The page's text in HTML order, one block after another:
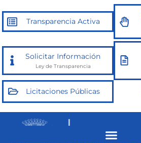
contenido
Transparencia Activa
Solicitar Información
Ley de Transparencia
Licitaciones Públicas